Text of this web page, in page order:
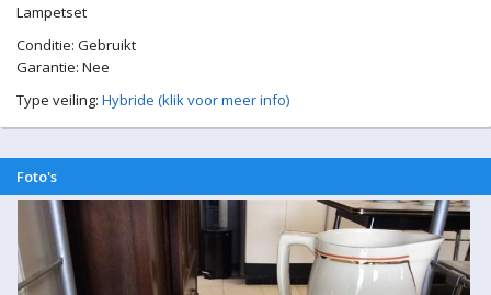
Lampetset
Conditie: Gebruikt
Garantie: Nee
Type veiling: Hybride (klik voor meer info)
Foto's